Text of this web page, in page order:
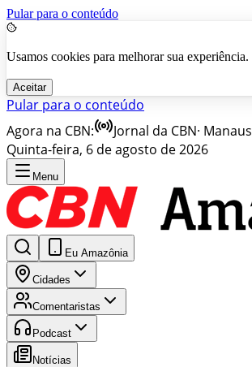
Pular para o conteúdo
Usamos cookies para melhorar sua experiência.
Aceitar
Pular para o conteúdo
Agora na CBN:
Jornal da CBN· Manaus
Quinta-feira, 6 de agosto de 2026
Menu
Eu Amazônia
Cidades
Comentaristas
Podcast
Notícias